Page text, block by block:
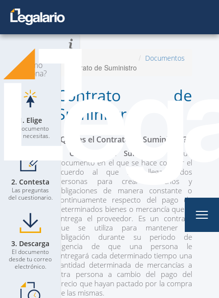
Todos los Documentos
Planes Nuevo
Contacta a un Abogado
Mi Perfil
¿Cómo
funciona?
1. Elige
El documento
que necesitas.
2. Contesta
Las preguntas
del cuestionario.
3. Descarga
El documento
desde tu correo
electrónico.
Documentos
Contrato de Suministro
Contrato de
Suministro
¿Qué es el Contrato de Suministro?
Contrato de Suministro
es un
documento en el que se hace constar el
acuerdo al que han llegado dos
personas para crear derechos y
obligaciones de manera constante o
continuamente respecto del pago de
determinados bienes o mercancía que le
entrega el proveedor. Es un contrato
que se utiliza para mantener la
obligación durante su periodo de
vigencia de que una persona le
entregará cada determinado tiempo una
cantidad determinada de mercancías a
otra persona a cambio del pago del
precio que hayan pactado por la compra
de las mismas.